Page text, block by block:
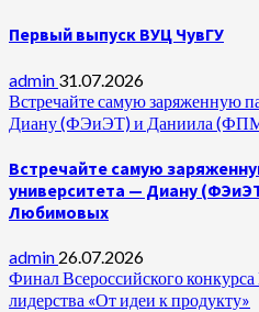
Первый выпуск ВУЦ ЧувГУ
admin 31.07.2026
Встречайте самую заряженную
Диану (ФЭиЭТ) и Даниила
Встречайте самую
университета — Диану
Любимовых
admin 26.07.2026
Финал Всероссийского
лидерства «От идеи к продукту»